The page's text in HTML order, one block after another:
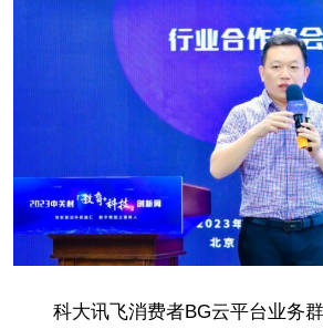
科大讯飞消费者BG云平台业务